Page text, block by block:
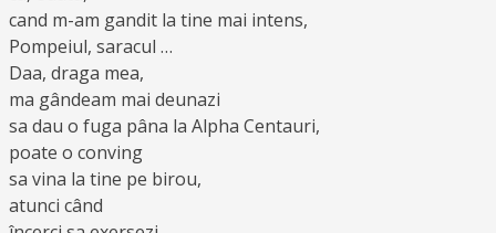
cand m-am gandit la tine mai intens,
Pompeiul, saracul …
Daa, draga mea,
ma gândeam mai deunazi
sa dau o fuga pâna la Alpha Centauri,
poate o conving
sa vina la tine pe birou,
atunci când